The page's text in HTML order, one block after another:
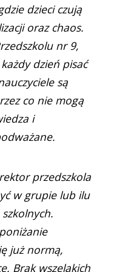
dzieci czują
oraz chaos.
nr 9,
dzień pisać
są
co nie mogą
i
przedszkola
w grupie lub ilu
już normą,
Brak wszelakich